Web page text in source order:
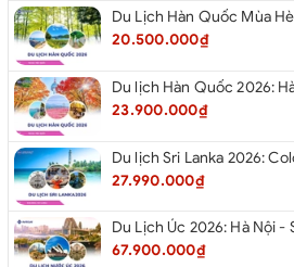
20.500.000₫
23.900.000₫
27.990.000₫
67.900.000₫